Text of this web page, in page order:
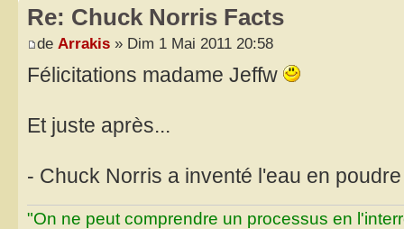
Re: Chuck Norris Facts
de Arrakis » Dim 1 Mai 2011 20:58
Félicitations madame Jeffw
Et juste après...
- Chuck Norris a inventé l'eau en poudre
"On ne peut comprendre un processus en